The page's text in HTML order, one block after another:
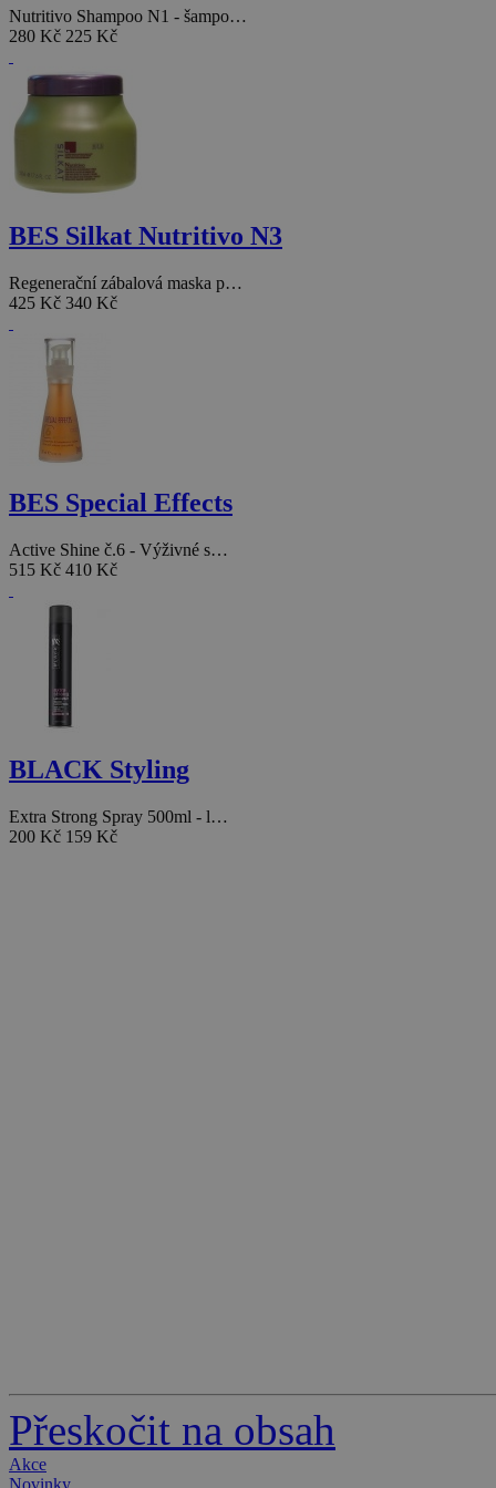
Nutritivo Shampoo N1 - šampo…
280 Kč 225 Kč
BES Silkat Nutritivo N3
Regenerační zábalová maska p…
425 Kč 340 Kč
BES Special Effects
Active Shine č.6 - Výživné s…
515 Kč 410 Kč
BLACK Styling
Extra Strong Spray 500ml - l…
200 Kč 159 Kč
Přeskočit na obsah
Akce